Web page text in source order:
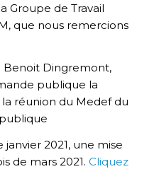
Groupe de Travail
que nous remercions
Benoit Dingremont,
publique la
réunion du Medef du
janvier 2021, une mise
de mars 2021. Cliquez